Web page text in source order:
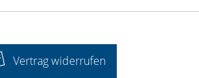
Vertrag widerrufen